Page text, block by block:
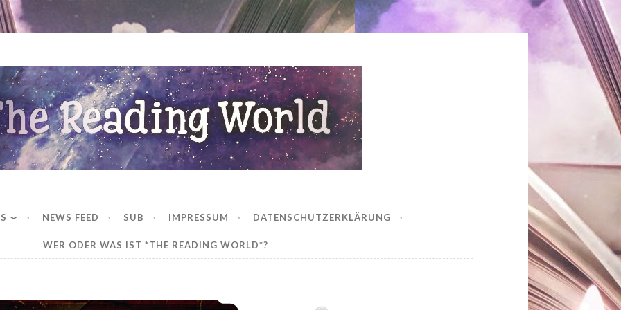
World
NEWS FEED SUB IMPRESSUM DATENSCHUTZERKLÄRUNG
WER ODER WAS IST *THE READING WORLD*?
*Rezension* – Silver Elite (1) von Dani Francis